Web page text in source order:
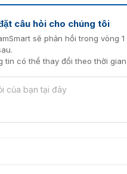
câu hỏi cho chúng tôi
sẽ phản hồi trong vòng
tin có thể thay đổi theo thời